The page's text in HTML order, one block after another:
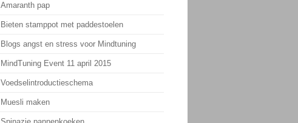
Amaranth pap
Bieten stamppot met paddestoelen
Blogs angst en stress voor Mindtuning
MindTuning Event 11 april 2015
Voedselintroductieschema
Muesli maken